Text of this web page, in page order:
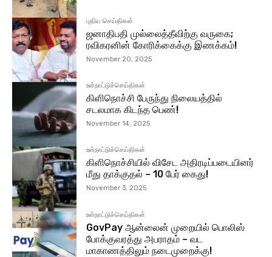
புதிய செய்திகள்
ஜனாதிபதி முல்லைத்தீவிற்கு வருகை;
ரவிகரனின் கோரிக்கைக்கு இணக்கம்!
November 20, 2025
உள்நாட்டுச்செய்திகள்
கிளிநொச்சி பேருந்து நிலையத்தில்
சடலமாக கிடந்த பெண்!
November 14, 2025
உள்நாட்டுச்செய்திகள்
கிளிநொச்சியில் விசேட அதிரடிப்படையினர்
மீது தாக்குதல் – 10 பேர் கைது!
November 3, 2025
உள்நாட்டுச்செய்திகள்
GovPay ஆன்லைன் முறையில் பொலிஸ்
போக்குவரத்து அபராதம் – வட
மாகாணத்திலும் நடைமுறைக்கு!